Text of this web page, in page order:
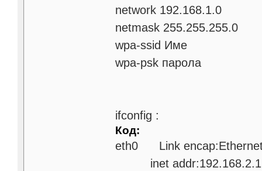
network 192.168.1.0
netmask 255.255.255.0
wpa-ssid Име
wpa-psk парола
ifconfig :
Код:
eth0 Link encap:Ethernet
inet addr:192.168.2.1